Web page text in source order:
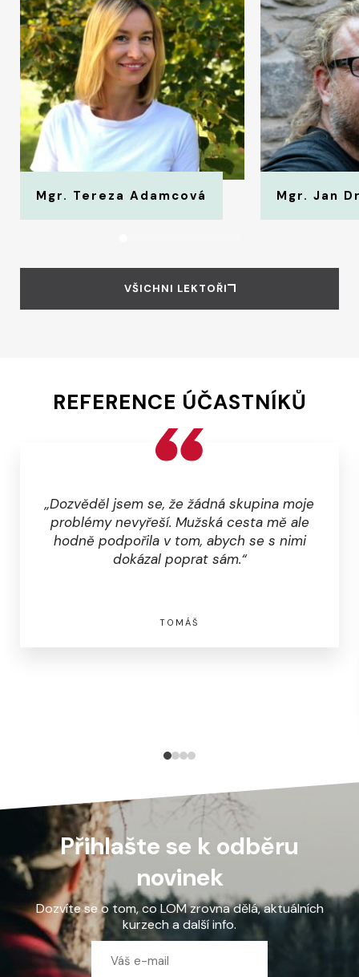
Mgr. Tereza Adamcová Mgr. Jan
VŠICHNI LEKTOŘI
REFERENCE ÚČASTNÍKŮ
„Dozvěděl jsem se, že žádná skupina moje
problémy nevyřeší. Mužská cesta mě ale
hodně podpořila v tom, abych se s nimi
dokázal poprat sám.“
TOMÁŠ
Přihlašte se k odběru
novinek
Dozvíte se o tom, co LOM zrovna dělá, aktuálních
kurzech a další info.